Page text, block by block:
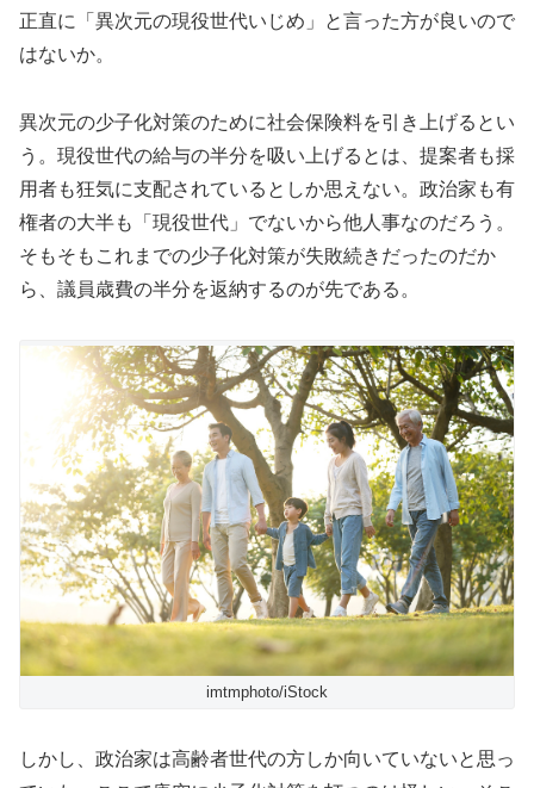
正直に「異次元の現役世代いじめ」と言った方が良いので
はないか。
異次元の少子化対策のために社会保険料を引き上げるとい
う。現役世代の給与の半分を吸い上げるとは、提案者も採
用者も狂気に支配されているとしか思えない。政治家も有
権者の大半も「現役世代」でないから他人事なのだろう。
そもそもこれまでの少子化対策が失敗続きだったのだか
ら、議員歳費の半分を返納するのが先である。
imtmphoto/iStock
しかし、政治家は高齢者世代の方しか向いていないと思っ